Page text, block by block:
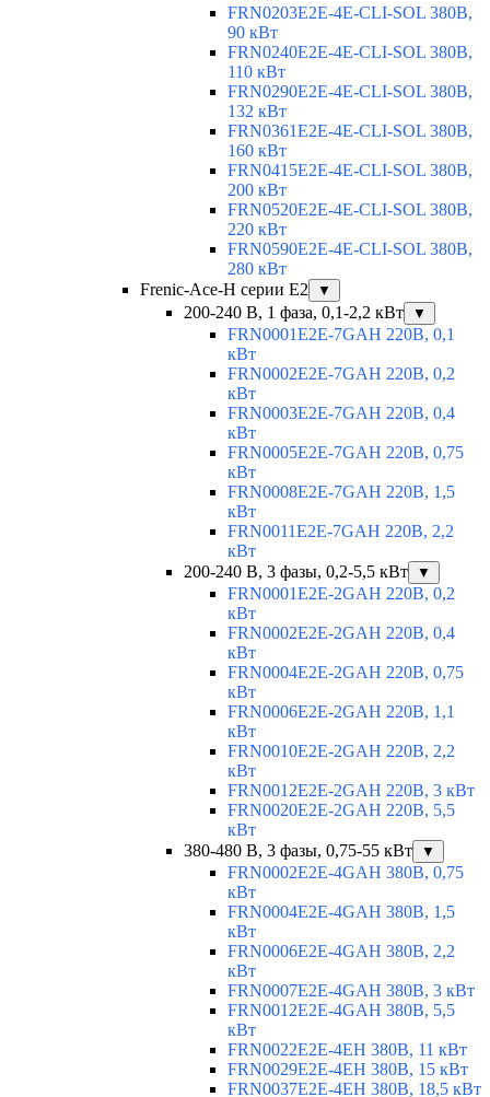
FRN0203E2E-4E-CLI-SOL 380В,
90 кВт
FRN0240E2E-4E-CLI-SOL 380В,
110 кВт
FRN0290E2E-4E-CLI-SOL 380В,
132 кВт
FRN0361E2E-4E-CLI-SOL 380В,
160 кВт
FRN0415E2E-4E-CLI-SOL 380В,
200 кВт
FRN0520E2E-4E-CLI-SOL 380В,
220 кВт
FRN0590E2E-4E-CLI-SOL 380В,
280 кВт
Frenic-Ace-H серии E2
▼
200-240 В, 1 фаза, 0,1-2,2 кВт ▼
FRN0001E2E-7GAH 220В, 0,1
кВт
FRN0002E2E-7GAH 220В, 0,2
кВт
FRN0003E2E-7GAH 220В, 0,4
кВт
FRN0005E2E-7GAH 220В, 0,75
кВт
FRN0008E2E-7GAH 220В, 1,5
кВт
FRN0011E2E-7GAH 220В, 2,2
кВт
200-240 В, 3 фазы, 0,2-5,5 кВт
▼
FRN0001E2E-2GAH 220В, 0,2
кВт
FRN0002E2E-2GAH 220В, 0,4
кВт
FRN0004E2E-2GAH 220В, 0,75
кВт
FRN0006E2E-2GAH 220В, 1,1
кВт
FRN0010E2E-2GAH 220В, 2,2
кВт
FRN0012E2E-2GAH 220В, 3 кВт
FRN0020E2E-2GAH 220В, 5,5
кВт
380-480 В, 3 фазы, 0,75-55 кВт
▼
FRN0002E2E-4GAH 380В, 0,75
кВт
FRN0004E2E-4GAH 380В, 1,5
кВт
FRN0006E2E-4GAH 380В, 2,2
кВт
FRN0007E2E-4GAH 380В, 3 кВт
FRN0012E2E-4GAH 380В, 5,5
кВт
FRN0022E2E-4EH 380В, 11 кВт
FRN0029E2E-4EH 380В, 15 кВт
FRN0037E2E-4EH 380В, 18,5 кВт